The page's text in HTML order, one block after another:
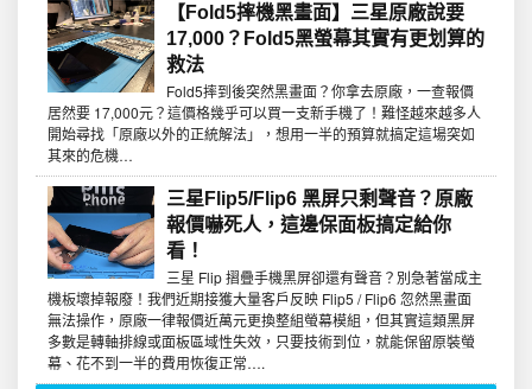
【Fold5摔機黑畫面】三星原廠說要
17,000？Fold5黑螢幕其實有更划算的
救法
Fold5摔到後突然黑畫面？你拿去原廠，一查報價
居然要 17,000元？這價格幾乎可以買一支新手機了！難怪越來越多人
開始尋找「原廠以外的正統解法」，想用一半的預算就搞定這場突如
其來的危機…
三星Flip5/Flip6 黑屏只剩聲音？原廠
報價嚇死人，這邊保面板搞定給你
看！
三星 Flip 摺疊手機黑屏卻還有聲音？別急著當成主
機板壞掉報廢！我們近期接獲大量客戶反映 Flip5 / Flip6 忽然黑畫面
無法操作，原廠一律報價近萬元更換整組螢幕模組，但其實這類黑屏
多數是轉軸排線或面板區域性失效，只要技術到位，就能保留原裝螢
幕、花不到一半的費用恢復正常….